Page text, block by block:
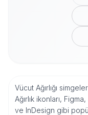
Vücut Ağırlığı
Ağırlık ikonları,
ve InDesign gibi